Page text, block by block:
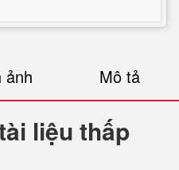
ảnh Mô tả
liệu thấp